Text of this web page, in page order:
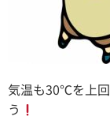
気温も30℃を上
う